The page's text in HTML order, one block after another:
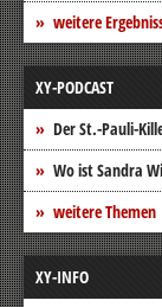
weitere
XY-PODCAST
Der St.-Pauli-
Wo ist Sandra
weitere Themen
XY-INFO